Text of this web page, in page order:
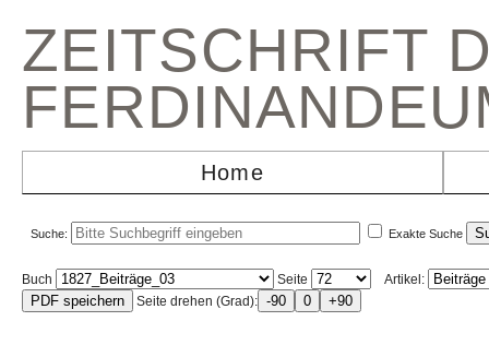
ZEITSCHRIFT
Home
Suche: Exakte Suche
Buch Seite
Artikel:
Seite drehen (Grad):